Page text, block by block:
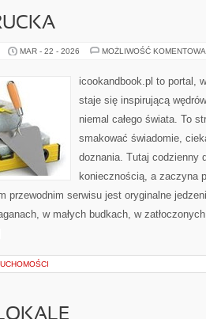
MAR - 22 - 2026 MOŻLIWOŚĆ
icookandbook.pl to portal,
staje się inspirującą
niemal całego świata. To
smakować świadomie,
doznania. Tutaj codzienny
koniecznością, a zaczyna
przewodnim serwisu jest oryginalne
w małych budkach, w